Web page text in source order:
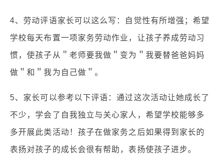
4、劳动评语家长可以这么写：自觉性有所增强；希望
学校每天布置一项家务劳动作业，让孩子养成劳动习
惯，使孩子从＂老师要我做＂变为＂我要替爸爸妈妈
做＂和＂我为自己做＂。
5、家长可以参考以下评语：通过这次活动让她成长了
不少，学会了自我独立与关心家人，希望学校能够多
多开展此类活动！孩子在做家务之后如果得到家长的
表扬对孩子的成长会很有帮助，表扬使孩子进步。